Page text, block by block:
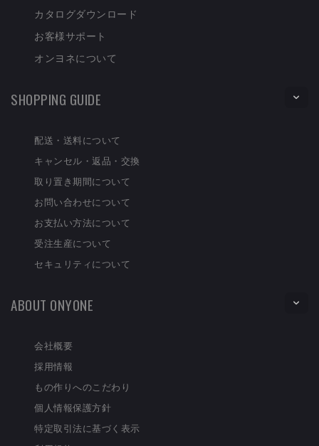
カタログダウンロード
お客様サポート
オンヨネについて
SHOPPING GUIDE
配送・送料について
キャンセル・返品・交換
取り置き期間について
お問い合わせについて
お支払い方法について
受注生産について
セキュリティについて
ABOUT ONYONE
会社概要
採用情報
もの作りへのこだわり
個人情報保護方針
特定取引法に基づく表示